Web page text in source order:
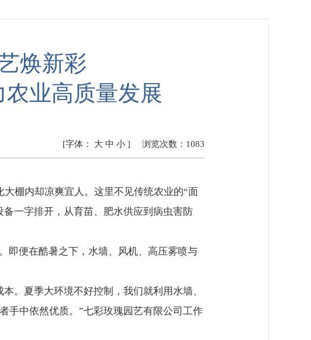
焕新彩
业高质量发展
浏览次数： 1083
[字体： 大 中 小 ]
棚内却凉爽宜人。这里不见传统农业的“面
一字排开，从育苗、肥水供应到病虫害防
即便在酷暑之下，水墙、风机、高压雾喷与
。夏季大环境不好控制，我们就利用水墙、
手中依然优质。”七彩玫瑰园艺有限公司工作